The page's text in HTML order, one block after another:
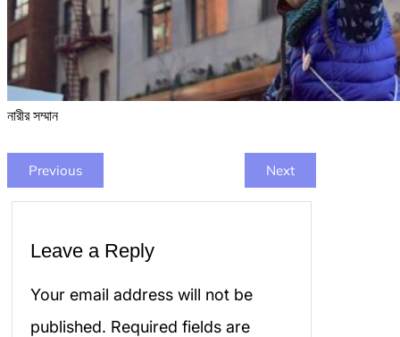
নারীর সম্মান
Previous Next
Leave a Reply
Your email address will not be
published. Required fields are